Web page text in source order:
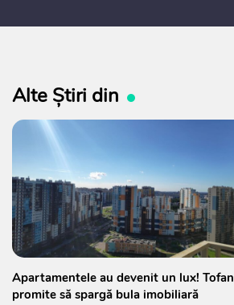
publice
Alte Știri din
Apartamentele au devenit un lux! Tofan
promite să spargă bula imobiliară